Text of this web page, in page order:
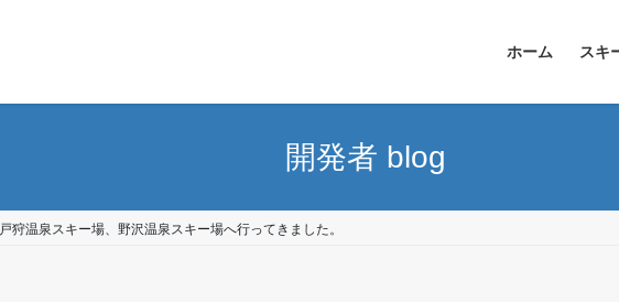
ホーム スキ
開発者 blog
戸狩温泉スキー場、野沢温泉スキー場へ行ってきました。